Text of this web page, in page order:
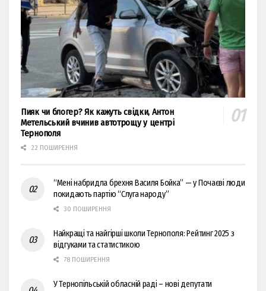
Пияк чи блогер? Як кажуть свідки, Антон
Метельський вчинив автотрощу у центрі
Тернополя
22 ПОШИРЕННЯ
“Мені набридла брехня Василя Бойка” — у Почаєві люди
покидають партію “Слуга народу”
30 ПОШИРЕННЯ
Найкращі та найгірші школи Тернополя: Рейтинг 2025 з
відгуками та статистикою
78 ПОШИРЕННЯ
У Тернопільській обласній раді – нові депутати